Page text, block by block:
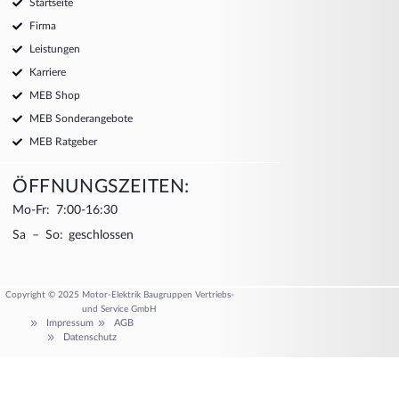
Startseite
Firma
Leistungen
Karriere
MEB Shop
MEB Sonderangebote
MEB Ratgeber
ÖFFNUNGSZEITEN:
Mo-Fr: 7:00-16:30
Sa – So: geschlossen
Copyright © 2025 Motor-Elektrik Baugruppen Vertriebs-
und Service GmbH
Impressum
AGB
Datenschutz